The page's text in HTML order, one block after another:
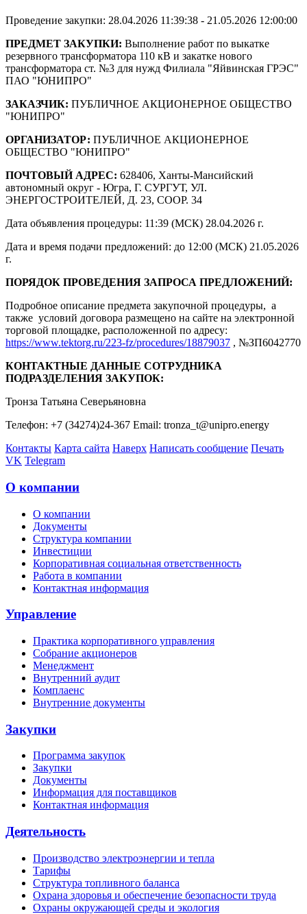
Проведение закупки: 28.04.2026 11:39:38 - 21.05.2026 12:00:00
ПРЕДМЕТ ЗАКУПКИ: Выполнение работ по выкатке
резервного трансформатора 110 кВ и закатке нового
трансформатора ст. №3 для нужд Филиала "Яйвинская ГРЭС"
ПАО "ЮНИПРО"
ЗАКАЗЧИК: ПУБЛИЧНОЕ АКЦИОНЕРНОЕ ОБЩЕСТВО
"ЮНИПРО"
ОРГАНИЗАТОР: ПУБЛИЧНОЕ АКЦИОНЕРНОЕ
ОБЩЕСТВО "ЮНИПРО"
ПОЧТОВЫЙ АДРЕС: 628406, Ханты-Мансийский
автономный округ - Югра, Г. СУРГУТ, УЛ.
ЭНЕРГОСТРОИТЕЛЕЙ, Д. 23, СООР. 34
Дата объявления процедуры: 11:39 (МСК) 28.04.2026 г.
Дата и время подачи предложений: до 12:00 (МСК) 21.05.2026
г.
ПОРЯДОК ПРОВЕДЕНИЯ ЗАПРОСА ПРЕДЛОЖЕНИЙ:
Подробное описание предмета закупочной процедуры, а
также условий договора размещено на сайте на электронной
торговой площадке, расположенной по адресу:
https://www.tektorg.ru/223-fz/procedures/18879037 , №ЗП6042770
КОНТАКТНЫЕ ДАННЫЕ СОТРУДНИКА
ПОДРАЗДЕЛЕНИЯ ЗАКУПОК:
Тронза Татьяна Северьяновна
Телефон: +7 (34274)24-367 Email: tronza_t@unipro.energy
Контакты Карта сайта Наверх Написать сообщение Печать
VK Telegram
О компании
О компании
Документы
Структура компании
Инвестиции
Корпоративная социальная ответственность
Работа в компании
Контактная информация
Управление
Практика корпоративного управления
Собрание акционеров
Менеджмент
Внутренний аудит
Комплаенс
Внутренние документы
Закупки
Программа закупок
Закупки
Документы
Информация для поставщиков
Контактная информация
Деятельность
Производство электроэнергии и тепла
Тарифы
Структура топливного баланса
Охрана здоровья и обеспечение безопасности труда
Охраны окружающей среды и экология